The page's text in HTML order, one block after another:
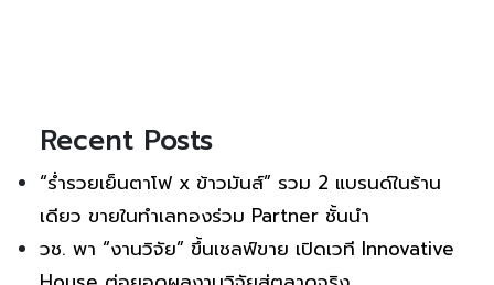
Recent Posts
“ร่ำรวยเย็นตาโฟ x ข้าวมันส์” รวม 2 แบรนด์ในร้าน
เดียว ขายในทำเลทองร่วม Partner ชั้นนำ
วช. พา “งานวิจัย” ขึ้นเชลฟ์ขาย เปิดเวที Innovative